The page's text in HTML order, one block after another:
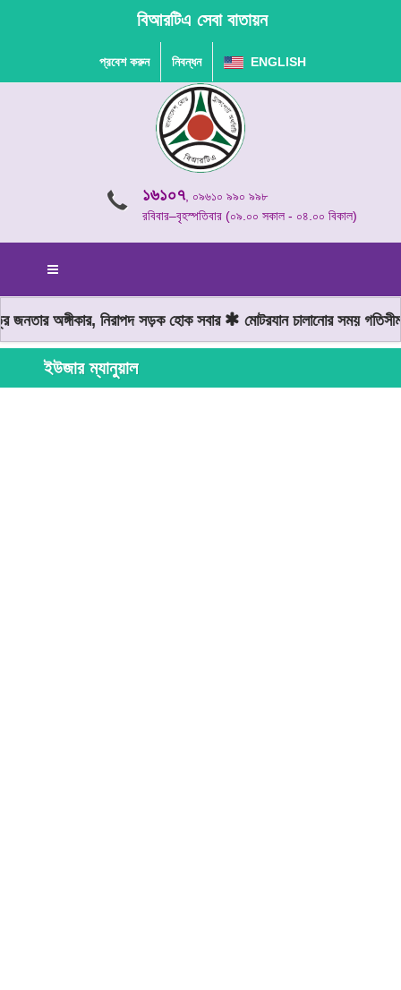
বিআরটিএ সেবা বাতায়ন
প্রবেশ করুন নিবন্ধন ENGLISH
১৬১০৭, ০৯৬১০ ৯৯০ ৯৯৮
রবিবার–বৃহস্পতিবার (০৯.০০ সকাল - ০৪.০০ বিকাল)
অঙ্গীকার, নিরাপদ সড়ক হোক সবার মোটরযান চালানোর সময়
ইউজার ম্যানুয়াল